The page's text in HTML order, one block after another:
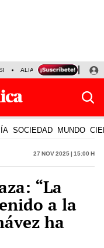
ALIANZA LIMA VS SPORT
SOCIEDAD MUNDO
27 Nov 2025 | 15:00 h
“La
a la
ha